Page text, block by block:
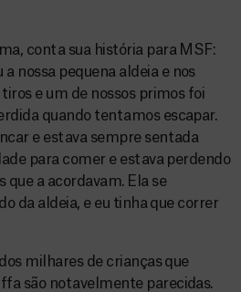
conta sua história para MSF:
nossa pequena aldeia e nos
e um de nossos primos foi
quando tentamos escapar.
e estava sempre sentada
para comer e estava perdendo
que a acordavam. Ela se
da aldeia, e eu tinha que correr
milhares de crianças que
são notavelmente parecidas.